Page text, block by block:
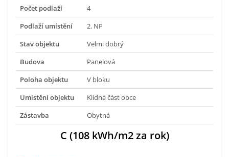
Počet podlaží
4
Podlaží umístění
2. NP
Stav objektu
Velmi dobrý
Budova
Panelová
Poloha objektu
V bloku
Umístění objektu
Klidná část obce
Zástavba
Obytná
C (108 kWh/m2 za rok)